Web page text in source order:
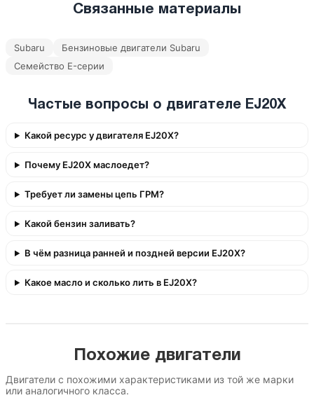
Связанные материалы
Subaru
Бензиновые двигатели Subaru
Семейство E-серии
Частые вопросы о двигателе EJ20X
Какой ресурс у двигателя EJ20X?
Почему EJ20X маслоедет?
Требует ли замены цепь ГРМ?
Какой бензин заливать?
В чём разница ранней и поздней версии EJ20X?
Какое масло и сколько лить в EJ20X?
Похожие двигатели
Двигатели с похожими характеристиками из той же марки
или аналогичного класса.